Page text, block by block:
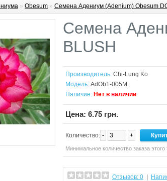
» Obesum » Семена Адениум (Adenium) Obesum
Семена
BLUSH
Производитель: Chi-Lung Ko
Модель: AdOb1-005M
Наличие: Нет в наличии
Цена: 6.75 грн.
Количество: - +
Минимальное количество заказа этого
Отзывов: 0